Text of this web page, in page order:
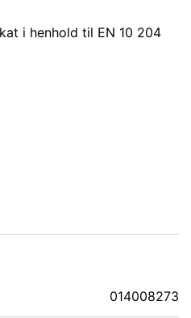
i henhold til EN 10 204
014008273